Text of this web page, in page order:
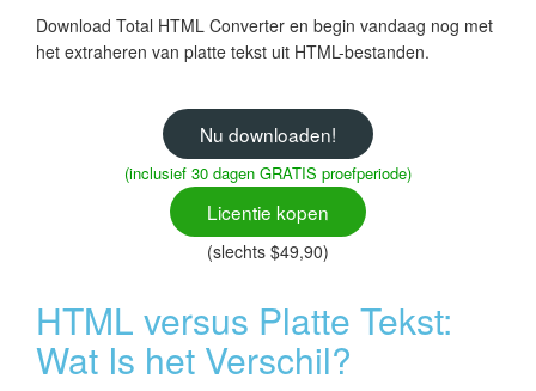
Download Total HTML Converter en begin vandaag nog met
het extraheren van platte tekst uit HTML-bestanden.
Nu downloaden!
(inclusief 30 dagen GRATIS proefperiode)
Licentie kopen
(slechts $49,90)
HTML versus Platte Tekst:
Wat Is het Verschil?